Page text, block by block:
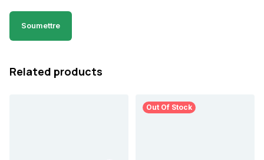
Related products
Out Of Stock